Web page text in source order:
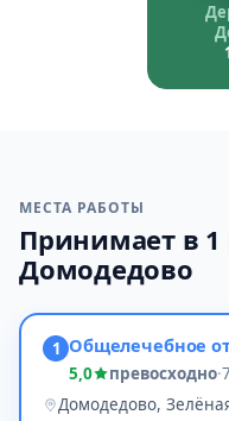
МЕСТА РАБОТЫ
Принимает в
Домодедово
1 Общелечебное
5,0 превосходно·
Домодедово,